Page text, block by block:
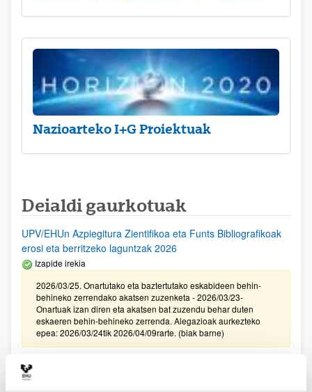
Nazioarteko I+G Proiektuak
Deialdi gaurkotuak
UPV/EHUn Azpiegitura Zientifikoa eta Funts Bibliografikoak
erosi eta berritzeko laguntzak 2026
Izapide irekia
2026/03/25. Onartutako eta baztertutako eskabideen behin-
behineko zerrendako akatsen zuzenketa - 2026/03/23-
Onartuak izan diren eta akatsen bat zuzendu behar duten
eskaeren behin-behineko zerrenda. Alegazioak aurkezteko
epea: 2026/03/24tik 2026/04/09rarte. (biak barne)
Zientzia, Teknologia eta Berrikuntza arloetako kultura
sustatzeko laguntzen deialdia (FECYT) 2026